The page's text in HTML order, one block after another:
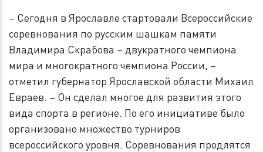
– Сегодня в Ярославле стартовали Всероссийские
соревнования по русским шашкам памяти
Владимира Скрабова – двукратного чемпиона
мира и многократного чемпиона России, –
отметил губернатор Ярославской области Михаил
Евраев. – Он сделал многое для развития этого
вида спорта в регионе. По его инициативе было
организовано множество турниров
всероссийского уровня. Соревнования продлятся